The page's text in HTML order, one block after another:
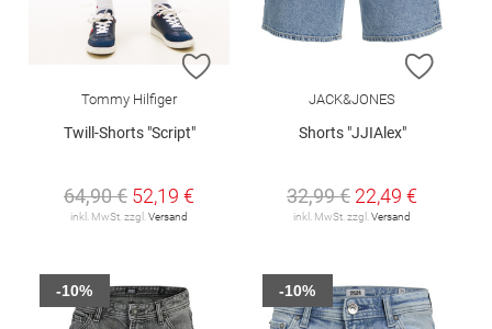
ZUR WUNSCHLISTE HINZUFÜGEN
Tommy Hilfiger
Twill-Shorts "Script"
64,90 € 52,19 €
inkl. MwSt. zzgl. Versand
ZUR
JACK&JONES
Shorts "JJIAlex"
32,99 € 22,49 €
inkl. MwSt. zzgl. Versand
-10% -10%